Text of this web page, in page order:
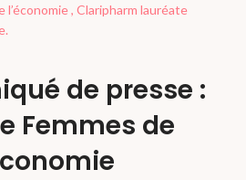
, Claripharm lauréate
de presse :
Femmes de